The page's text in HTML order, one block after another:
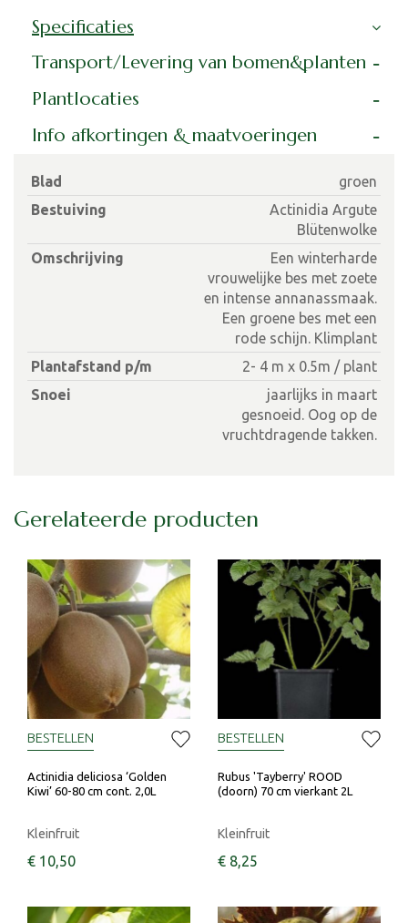
Specificaties
Transport/Levering van bomen&planten
Plantlocaties
Info afkortingen & maatvoeringen
Blad
groen
Bestuiving
Actinidia Argute
Blütenwolke
Omschrijving
Een winterharde
vrouwelijke bes met zoete
en intense annanassmaak.
Een groene bes met een
rode schijn. Klimplant
Plantafstand p/m
2- 4 m x 0.5m / plant
Snoei
jaarlijks in maart
gesnoeid. Oog op de
vruchtdragende takken.
Gerelateerde producten
Actinidia deliciosa ‘Golden
Kiwi’ 60-80 cm cont. 2,0L
Kleinfruit
€ 10,50
BESTELLEN
Rubus 'Tayberry' ROOD
(doorn) 70 cm vierkant 2L
Kleinfruit
€ 8,25
BESTELLEN